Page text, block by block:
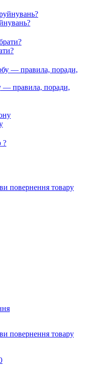
— правила, поради,
повернення товару
повернення товару